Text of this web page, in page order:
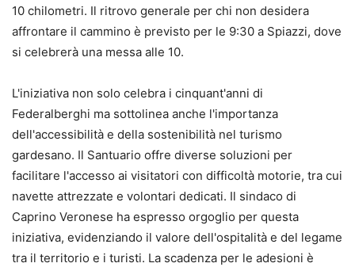
10 chilometri. Il ritrovo generale per chi non desidera
affrontare il cammino è previsto per le 9:30 a Spiazzi, dove
si celebrerà una messa alle 10.
L'iniziativa non solo celebra i cinquant'anni di
Federalberghi ma sottolinea anche l'importanza
dell'accessibilità e della sostenibilità nel turismo
gardesano. Il Santuario offre diverse soluzioni per
facilitare l'accesso ai visitatori con difficoltà motorie, tra cui
navette attrezzate e volontari dedicati. Il sindaco di
Caprino Veronese ha espresso orgoglio per questa
iniziativa, evidenziando il valore dell'ospitalità e del legame
tra il territorio e i turisti. La scadenza per le adesioni è